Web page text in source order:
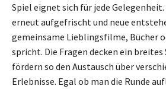
Spiel eignet sich für jede
erneut aufgefrischt und neue
gemeinsame Lieblingsfilme, Bücher
spricht. Die Fragen decken ein breites
fördern so den Austausch über
Erlebnisse. Egal ob man die Runde